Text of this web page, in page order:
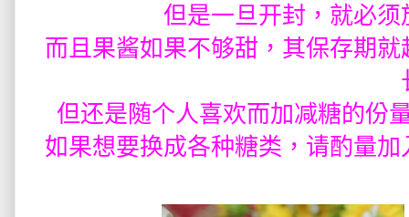
但是一旦开封，就必
而且 果酱如果不够甜，其保存期
但还是随个人喜欢而加减糖的份
如果想要换成各种糖类，请酌量